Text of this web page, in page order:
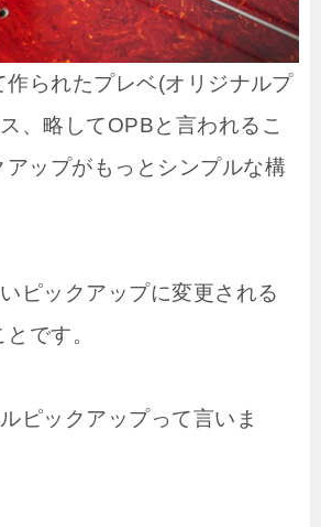
られたプレベ(オリジナルプ
、略してOPBと言われるこ
アップがもっとシンプルな構
ピックアップに変更される
です。
ピックアップって言いま